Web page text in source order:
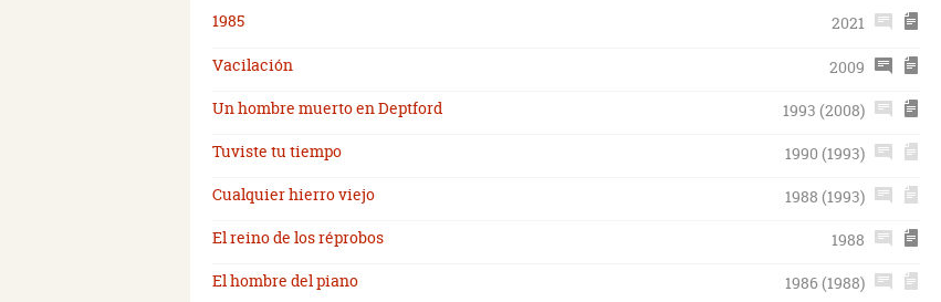
1985
2021
Vacilación
2009
Un hombre muerto en Deptford
1993 (2008)
Tuviste tu tiempo
1990 (1993)
Cualquier hierro viejo
1988 (1993)
El reino de los réprobos
1988
El hombre del piano
1986 (1988)